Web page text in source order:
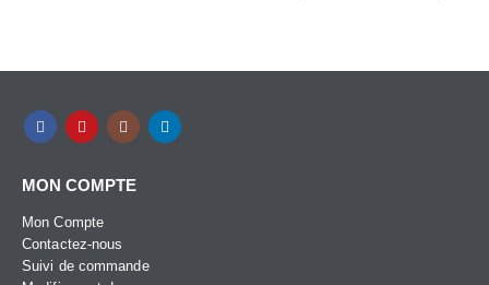
MON COMPTE
Mon Compte
Contactez-nous
Suivi de commande